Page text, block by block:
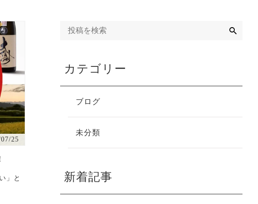
25
」と
カテゴリー
ブログ
未分類
新着記事